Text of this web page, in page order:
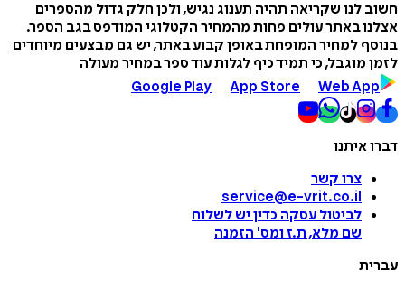
לנו שקריאה תהיה תענוג נגיש, ולכן חלק גדול מהספרים
באתר עולים פחות מהמחיר הקטלוגי המודפס בגב הספר.
למחיר המופחת באופן קבוע באתר, יש גם מבצעים מיוחדים
מוגבל, כי תמיד כיף לגלות עוד ספר במחיר מעולה
Google Play
App Store Web
צרו קשר
service@e-vrit.co.il
לביטול עסקה כדין יש לשלוח
שם מלא, ת.ז ומס'הזמנה